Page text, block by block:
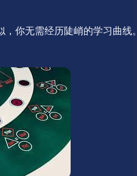
，你无需经历陡峭的学习曲线